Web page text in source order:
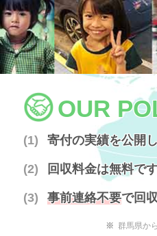
OUR
寄付の実績を公開し
回収料金は無料で
事前連絡不要で回
群馬県か